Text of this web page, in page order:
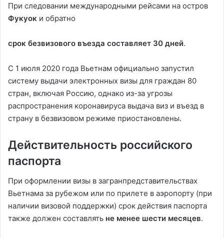
При следовании международными рейсами на остров
Фукуок и обратно
срок безвизового въезда составляет 30 дней.
С 1 июля 2020 года Вьетнам официально запустил
систему выдачи электронных визы для граждан 80
стран, включая Россию, однако из-за угрозы
распространения коронавируса выдача виз и въезд в
страну в безвизовом режиме приостановлены.
Действительность российского
паспорта
При оформлении визы в загранпредставительствах
Вьетнама за рубежом или по прилете в аэропорту (при
наличии визовой поддержки) срок действия паспорта
также должен составлять не менее шести месяцев.